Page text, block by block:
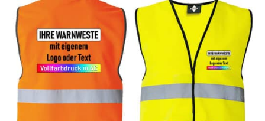
wishlist